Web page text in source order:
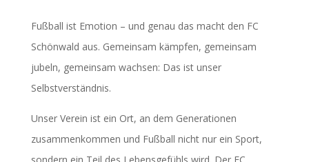
Fußball ist Emotion – und genau das macht den FC
Schönwald aus. Gemeinsam kämpfen, gemeinsam
jubeln, gemeinsam wachsen: Das ist unser
Selbstverständnis.
Unser Verein ist ein Ort, an dem Generationen
zusammenkommen und Fußball nicht nur ein Sport,
sondern ein Teil des Lebensgefühls wird. Der FC